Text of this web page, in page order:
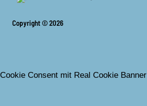
Copyright © 2026
Cookie Consent mit Real Cookie Banner